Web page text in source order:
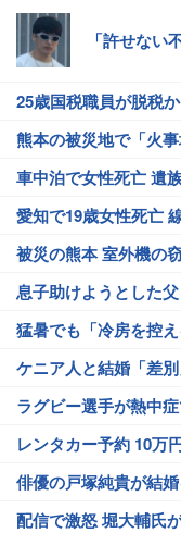
「許せない
25歳国税職員が脱税
熊本の被災地で「火
車中泊で女性死亡 遺
愛知で19歳女性死亡
被災の熊本 室外機の
息子助けようとした
猛暑でも「冷房を控
ケニア人と結婚「差
ラグビー選手が熱中
レンタカー予約 10万
俳優の戸塚純貴が結
配信で激怒 堀大輔氏